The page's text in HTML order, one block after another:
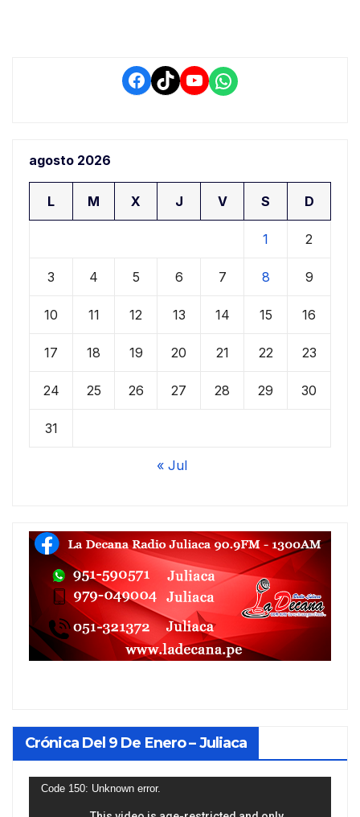
Facebook
TikTokYouTube
WhatsApp
agosto 2026
L M X J V S D
1 2
3 4 5 6 7 8 9
10 11 12 13 14 15 16
17 18 19 20 21 22 23
24 25 26 27 28 29 30
31
« Jul
Crónica Del 9 De Enero – Juliaca
Reproductor
Code 150: Unknown error.